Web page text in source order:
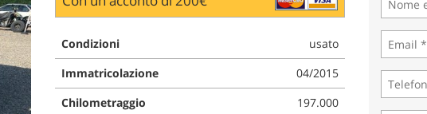
Condizioni
usato
Immatricolazione
04/2015
Chilometraggio
197.000